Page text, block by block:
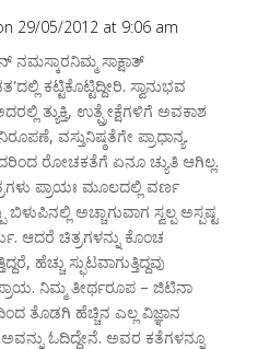
29/05/2012 at 9:06 am
ಸಾಕ್ಷಾತ್
ಕಟ್ಟಿಕೊಟ್ಟಿದ್ದೀರಿ. ಸ್ವಾನುಭವ
ತ್ಯುಕ್ತಿ, ಉತ್ಪ್ರೇಕ್ಷೆಗಳಿಗೆ ಅವಕಾಶ
ವಸ್ತುನಿಷ್ಠತೆಗೇ ಪ್ರಾಧಾನ್ಯ.
ರೋಚಕತೆಗೆ ಏನೂ ಚ್ಯುತಿ ಆಗಿಲ್ಲ.
ಪ್ರಾಯಃ ಮೂಲದಲ್ಲಿ ವರ್ಣ
ಅಚ್ಚಾಗುವಾಗ ಸ್ವಲ್ಪ ಅಸ್ಪಷ್ಟ
ಆದರೆ ಚಿತ್ರಗಳನ್ನು ಕೊಂಚ
ಹೆಚ್ಚು ಸ್ಫುಟವಾಗುತ್ತಿದ್ದವು
ನಿಮ್ಮ ತೀರ್ಥರೂಪ – ಜಿಟಿನಾ
ತೊಡಗಿ ಹೆಚ್ಚಿನ ಎಲ್ಲ ವಿಜ್ಞಾನ
ಅವನ್ನು ಓದಿದ್ದೇನೆ. ಅವರ ಕತೆಗಳನ್ನೂ